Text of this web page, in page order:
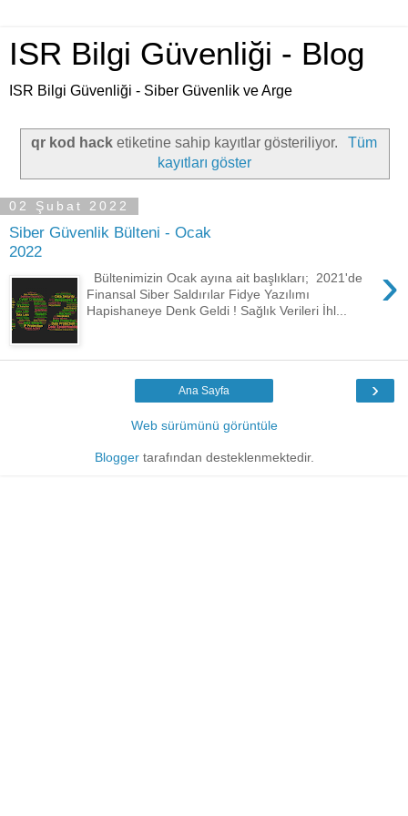
ISR Bilgi Güvenliği - Blog
ISR Bilgi Güvenliği - Siber Güvenlik ve Arge
qr kod hack etiketine sahip kayıtlar gösteriliyor.
Tüm
kayıtları göster
02 Şubat 2022
Siber Güvenlik Bülteni - Ocak
2022
›
Bültenimizin Ocak ayına ait başlıkları; 2021'de
Finansal Siber Saldırılar Fidye Yazılımı
Hapishaneye Denk Geldi ! Sağlık Verileri İhl...
›
Ana Sayfa
Web sürümünü görüntüle
Bloggertarafından desteklenmektedir.